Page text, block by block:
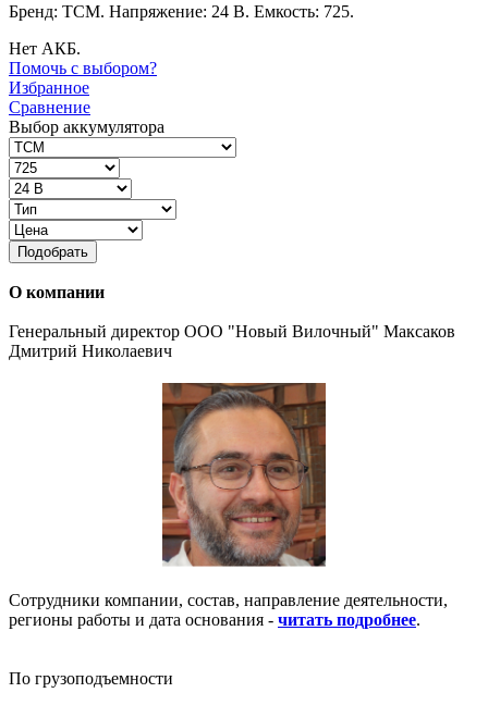
Бренд: TCM. Напряжение: 24 В. Емкость: 725.
Нет АКБ.
Помочь с выбором?
Избранное
Сравнение
Выбор аккумулятора
Подобрать
О компании
Генеральный директор ООО "Новый Вилочный" Максаков
Дмитрий Николаевич
Сотрудники компании, состав, направление деятельности,
регионы работы и дата основания - читать подробнее.
По грузоподъемности